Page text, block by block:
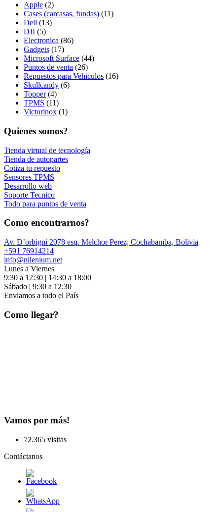
Apple (2)
Cases (carcasas, fundas) (11)
Dell (13)
DJI (5)
Electronica (86)
Gadgets (17)
Microsoft Surface (44)
Puntos de venta (26)
Repuestos para Vehiculos (16)
Skullcandy (6)
Topper (4)
TPMS (11)
Victorinox (1)
Quienes somos?
Tienda virtual de tecnología
Tienda de autopartes
Cotiza tu repuesto
Sensores TPMS
Desarrollo web
Soporte Tecnico
Todo para puntos de venta
Como encontrarnos?
Av. D’orbigni 2078 esq. Melchor Perez, Cochabamba, Bolivia
+591 76914214
info@nilenium.net
Lunes a Viernes
9:30 a 12:30 | 14:30 a 18:00
Sábado | 9:30 a 12:30
Enviamos a todo el País
Como llegar?
Vamos por más!
72.365 visitas
Contáctanos